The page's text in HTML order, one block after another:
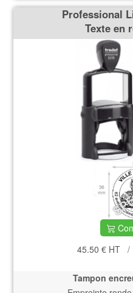
Professional
Texte en
45.50 € HT /
Tampon